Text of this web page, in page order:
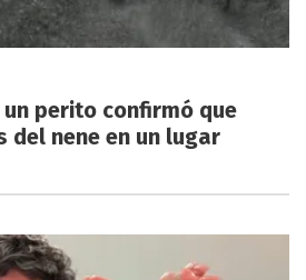
un perito confirmó que
del nene en un lugar